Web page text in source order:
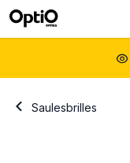
Saulesbrilles